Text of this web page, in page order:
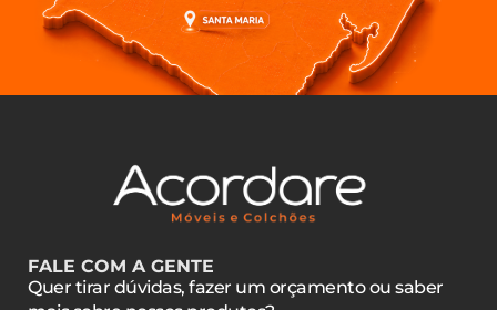
FALE COM A GENTE
Quer tirar dúvidas, fazer um orçamento ou saber